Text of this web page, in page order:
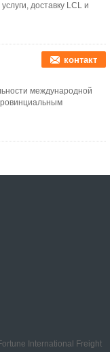
доставку LCL и
контакт
международной
International Freight